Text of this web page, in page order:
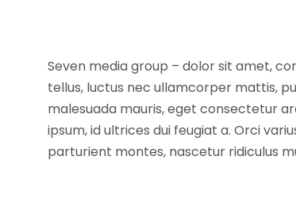
Seven media group – dolor sit amet,
tellus, luctus nec ullamcorper mattis,
malesuada mauris, eget consectetur
ipsum, id ultrices dui feugiat a. Orci
parturient montes, nascetur ridiculus